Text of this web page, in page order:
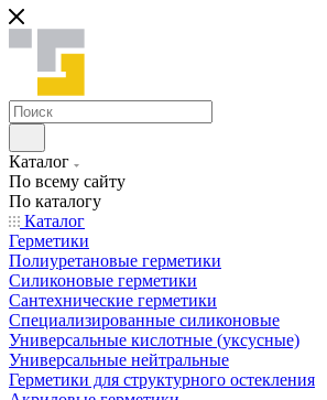
Каталог
По всему сайту
По каталогу
Каталог
Герметики
Полиуретановые герметики
Силиконовые герметики
Сантехнические герметики
Специализированные силиконовые
Универсальные кислотные (уксусные)
Универсальные нейтральные
Герметики для структурного остекления